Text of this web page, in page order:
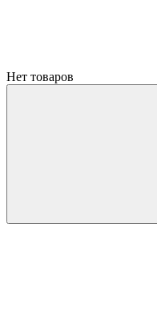
Нет товаров